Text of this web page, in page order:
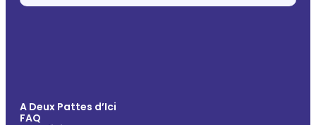
A Deux Pattes d’Ici
FAQ